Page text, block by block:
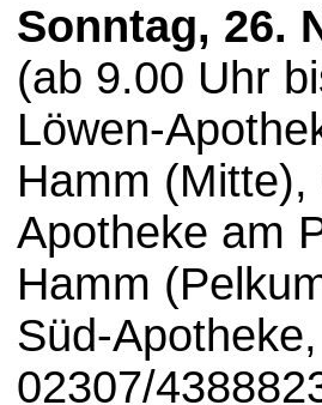
Sonntag, 26.
(ab 9.00 Uhr
Löwen-
Hamm
Apotheke am
Hamm
Süd-
02307/